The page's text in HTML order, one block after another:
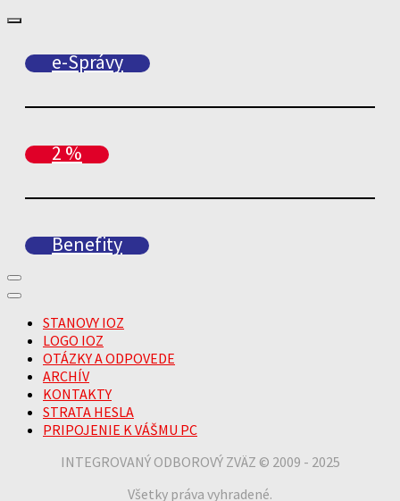
e-Správy
2 %
Benefity
STANOVY IOZ
LOGO IOZ
OTÁZKY A ODPOVEDE
ARCHÍV
KONTAKTY
STRATA HESLA
PRIPOJENIE K VÁŠMU PC
INTEGROVANÝ ODBOROVÝ ZVÄZ © 2009 - 2025
Všetky práva vyhradené.